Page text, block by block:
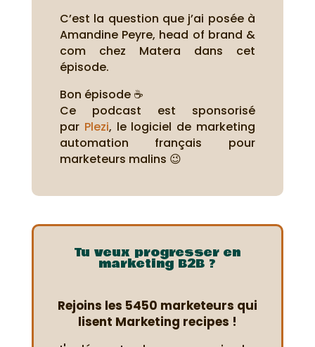
C’est la question que j’ai posée à
Amandine Peyre, head of brand &
com chez Matera dans cet
épisode.
Bon épisode ☕
Ce podcast est sponsorisé
par Plezi, le logiciel de marketing
automation français pour
marketeurs malins 😉
Tu veux progresser en
marketing B2B ?
Rejoins les 5450 marketeurs qui
lisent Marketing recipes !